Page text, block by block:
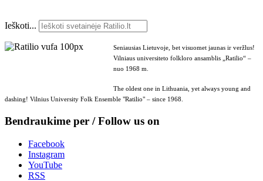
Ieškoti...
Seniausias Lietuvoje, bet visuomet jaunas ir veržlus!
Vilniaus universiteto folkloro ansamblis „Ratilio“ –
nuo 1968 m.
The oldest one in Lithuania, yet always young and
dashing! Vilnius University Folk Ensemble "Ratilio" – since 1968.
Bendraukime per / Follow us on
Facebook
Instagram
YouTube
RSS